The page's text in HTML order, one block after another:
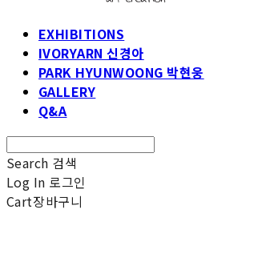
EXHIBITIONS
IVORYARN 신경아
PARK HYUNWOONG 박현웅
GALLERY
Q&A
Search 검색
Log In 로그인
Cart장바구니